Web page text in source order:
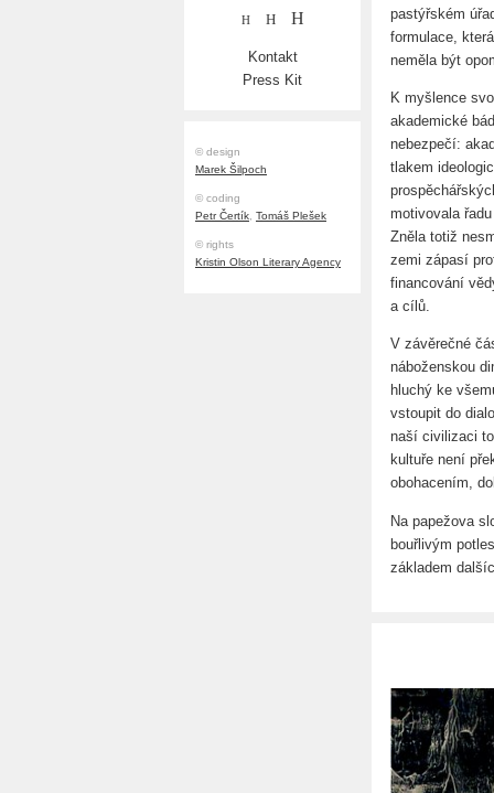
H H H
Kontakt
Press Kit
© design
Marek Šilpoch
© coding
Petr Čertík, Tomáš Plešek
© rights
Kristin Olson Literary Agency
pastýřském
formulace,
neměla být
K myšlence
akademické
nebezpečí:
tlakem
motivovala
Zněla totiž
zemi zápasí
financování
a cílů.
V závěrečné
náboženskou
hluchý ke
vstoupit do
naší civilizaci
kultuře není
obohacením,
Na papežova
bouřlivým
základem